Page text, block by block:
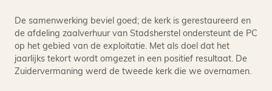
De samenwerking beviel goed; de kerk is gerestaureerd en
de afdeling zaalverhuur van Stadsherstel ondersteunt de PC
op het gebied van de exploitatie. Met als doel dat het
jaarlijks tekort wordt omgezet in een positief resultaat. De
Zuidervermaning werd de tweede kerk die we overnamen.